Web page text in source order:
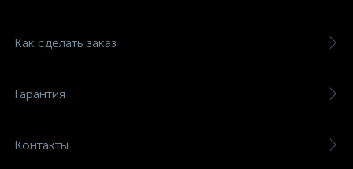
Как сделать заказ
Гарантия
Контакты